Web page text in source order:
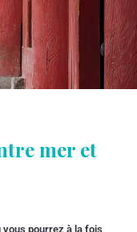
mer et
vous pourrez à la fois